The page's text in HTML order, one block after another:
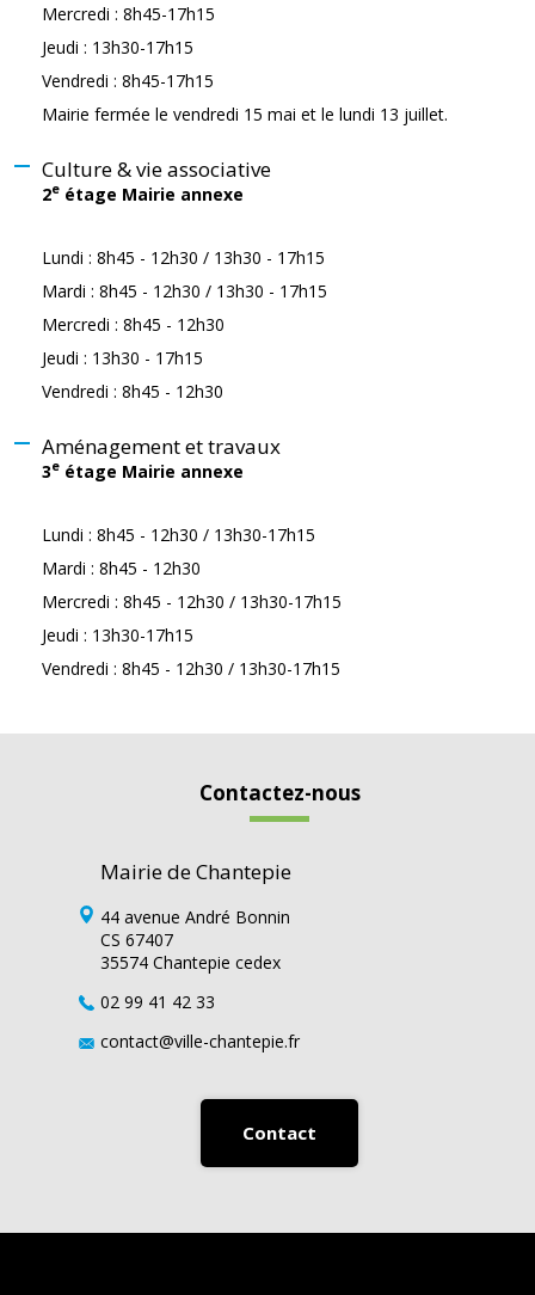
Mercredi : 8h45-17h15
Jeudi : 13h30-17h15
Vendredi : 8h45-17h15
Mairie fermée le vendredi 15 mai et le lundi 13 juillet.
Culture & vie associative
2e étage Mairie annexe
Lundi : 8h45 - 12h30 / 13h30 - 17h15
Mardi : 8h45 - 12h30 / 13h30 - 17h15
Mercredi : 8h45 - 12h30
Jeudi : 13h30 - 17h15
Vendredi : 8h45 - 12h30
Aménagement et travaux
3e étage Mairie annexe
Lundi : 8h45 - 12h30 / 13h30-17h15
Mardi : 8h45 - 12h30
Mercredi : 8h45 - 12h30 / 13h30-17h15
Jeudi : 13h30-17h15
Vendredi : 8h45 - 12h30 / 13h30-17h15
Contactez-nous
Mairie de Chantepie
44 avenue André Bonnin
CS 67407
35574 Chantepie cedex
02 99 41 42 33
contact@ville-chantepie.fr
Contact